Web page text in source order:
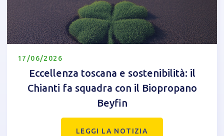
17/06/2026
Eccellenza toscana e sostenibilità: il
Chianti fa squadra con il Biopropano
Beyfin
LEGGI LA NOTIZIA